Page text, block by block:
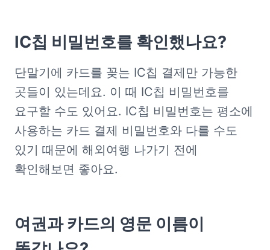
IC칩 비밀번호를 확인했나요?
단말기에 카드를 꽂는 IC칩 결제만 가능한
곳들이 있는데요. 이 때 IC칩 비밀번호를
요구할 수도 있어요. IC칩 비밀번호는 평소에
사용하는 카드 결제 비밀번호와 다를 수도
있기 때문에 해외여행 나가기 전에
확인해보면 좋아요.
여권과 카드의 영문 이름이